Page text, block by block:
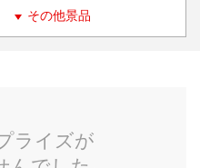
その他景品